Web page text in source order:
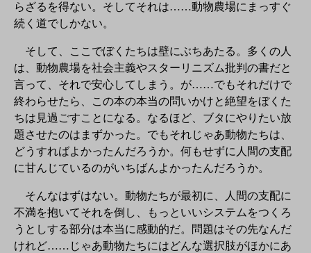
らざるを得ない。そしてそれは……動物農場にまっすぐ
続く道でしかない。
そして、ここでぼくたちは壁にぶちあたる。多くの人
は、動物農場を社会主義やスターリニズム批判の書だと
言って、それで安心してしまう。が……でもそれだけで
終わらせたら、この本の本当の問いかけと絶望をぼくた
ちは見過ごすことになる。なるほど、ブタにやりたい放
題させたのはまずかった。でもそれじゃあ動物たちは、
どうすればよかったんだろうか。何もせずに人間の支配
に甘んじているのがいちばんよかったんだろうか。
そんなはずはない。動物たちが最初に、人間の支配に
不満を抱いてそれを倒し、もっといいシステムをつくろ
うとしする部分は本当に感動的だ。問題はその先なんだ
けれど……じゃあ動物たちにはどんな選択肢がほかにあ